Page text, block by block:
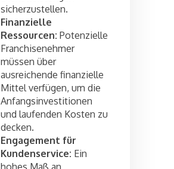
sicherzustellen.
Finanzielle
Ressourcen: Potenzielle
Franchisenehmer
müssen über
ausreichende finanzielle
Mittel verfügen, um die
Anfangsinvestitionen
und laufenden Kosten zu
decken.
Engagement für
Kundenservice: Ein